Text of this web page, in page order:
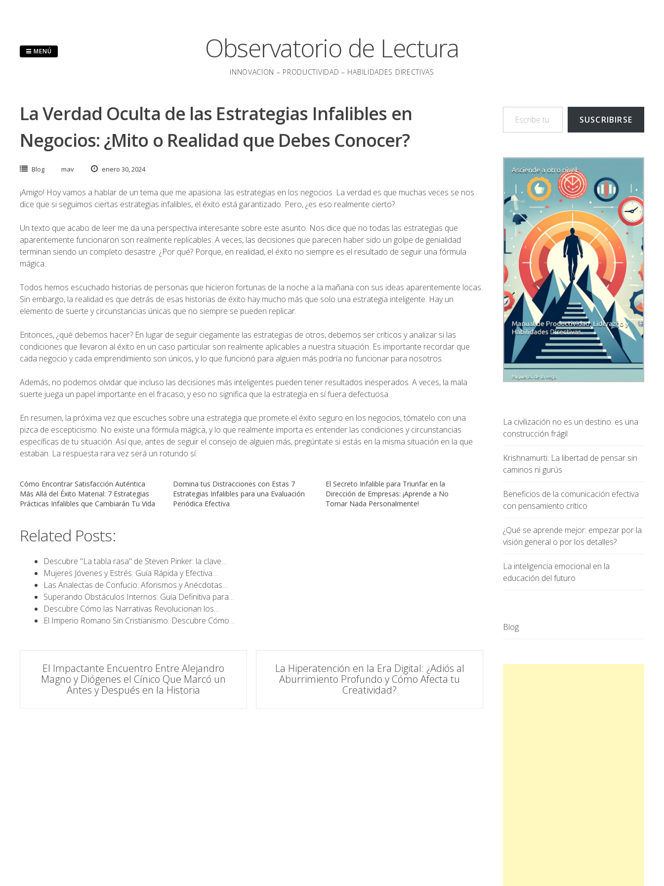
Observatorio de Lectura
INNOVACION – PRODUCTIVIDAD – HABILIDADES DIRECTIVAS
MENÚ
La Verdad Oculta de las Estrategias Infalibles en
Negocios: ¿Mito o Realidad que Debes Conocer?
Blog mav enero 30, 2024
¡Amigo! Hoy vamos a hablar de un tema que me apasiona: las estrategias en los negocios. La verdad es que muchas veces se nos
dice que si seguimos ciertas estrategias infalibles, el éxito está garantizado. Pero, ¿es eso realmente cierto?
Un texto que acabo de leer me da una perspectiva interesante sobre este asunto. Nos dice que no todas las estrategias que
aparentemente funcionaron son realmente replicables. A veces, las decisiones que parecen haber sido un golpe de genialidad
terminan siendo un completo desastre. ¿Por qué? Porque, en realidad, el éxito no siempre es el resultado de seguir una fórmula
mágica.
Todos hemos escuchado historias de personas que hicieron fortunas de la noche a la mañana con sus ideas aparentemente locas.
Sin embargo, la realidad es que detrás de esas historias de éxito hay mucho más que solo una estrategia inteligente. Hay un
elemento de suerte y circunstancias únicas que no siempre se pueden replicar.
Entonces, ¿qué debemos hacer? En lugar de seguir ciegamente las estrategias de otros, debemos ser críticos y analizar si las
condiciones que llevaron al éxito en un caso particular son realmente aplicables a nuestra situación. Es importante recordar que
cada negocio y cada emprendimiento son únicos, y lo que funcionó para alguien más podría no funcionar para nosotros.
Además, no podemos olvidar que incluso las decisiones más inteligentes pueden tener resultados inesperados. A veces, la mala
suerte juega un papel importante en el fracaso, y eso no significa que la estrategia en sí fuera defectuosa.
En resumen, la próxima vez que escuches sobre una estrategia que promete el éxito seguro en los negocios, tómatelo con una
pizca de escepticismo. No existe una fórmula mágica, y lo que realmente importa es entender las condiciones y circunstancias
específicas de tu situación. Así que, antes de seguir el consejo de alguien más, pregúntate si estás en la misma situación en la que
estaban. La respuesta rara vez será un rotundo sí.
Cómo Encontrar Satisfacción Auténtica
Más Allá del Éxito Material: 7 Estrategias
Prácticas Infalibles que Cambiarán Tu Vida
Domina tus Distracciones con Estas 7
Estrategias Infalibles para una Evaluación
Periódica Efectiva
El Secreto Infalible para Triunfar en la
Dirección de Empresas: ¡Aprende a No
Tomar Nada Personalmente!
Related Posts:
Descubre "La tabla rasa" de Steven Pinker: la clave…
Mujeres Jóvenes y Estrés: Guía Rápida y Efectiva…
Las Analectas de Confucio: Aforismos y Anécdotas…
Superando Obstáculos Internos: Guía Definitiva para…
Descubre Cómo las Narrativas Revolucionan los…
El Imperio Romano Sin Cristianismo: Descubre Cómo…
Navegación
entradas
El Impactante Encuentro Entre Alejandro
Magno y Diógenes el Cínico Que Marcó un
Antes y Después en la Historia
La Hiperatención en la Era Digital: ¿Adiós al
Aburrimiento Profundo y Cómo Afecta tu
Creatividad?
Escribe tu correo electrónico…
SUSCRIBIRSE
La civilización no es un destino: es una
construcción frágil
Krishnamurti: La libertad de pensar sin
caminos ni gurús
Beneficios de la comunicación efectiva
con pensamiento crítico
¿Qué se aprende mejor: empezar por la
visión general o por los detalles?
La inteligencia emocional en la
educación del futuro
Blog